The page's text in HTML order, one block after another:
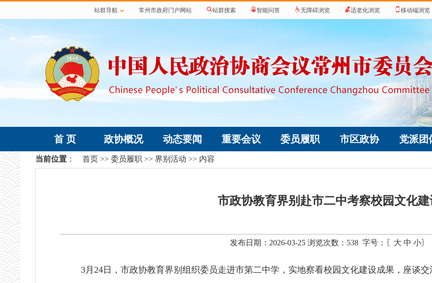
站群导航 常州市政府门户网站 站群搜索 智能问答 无障碍浏览 适老化浏览 移动端浏览
首 页 政协概况 动态要闻 重要会议 委员履职 市区政协 党派团
当前位置 ： 首页 >> 委员履职 >> 界别活动 >> 内容
市政协教育界别赴市二中考察校园文化建
发布日期：2026-03-25 浏览次数： 538 字号：〖 大 中 小〗
3月24日，市政协教育界别组织委员走进市第二中学，实地察看校园文化建设成果，座谈